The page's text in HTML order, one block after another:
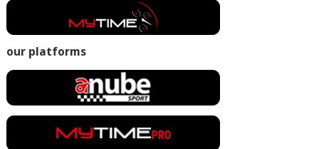
our platforms